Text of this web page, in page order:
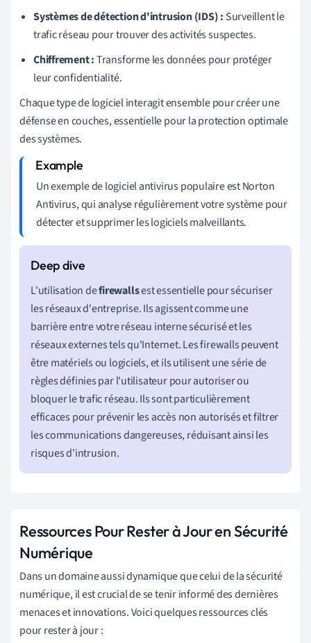
Systèmes de détection d'intrusion (IDS) : Surveillent le
trafic réseau pour trouver des activités suspectes.
Chiffrement :Transforme les données pour protéger
leur confidentialité.
Chaque type de logiciel interagit ensemble pour créer une
défense en couches, essentielle pour la protection optimale
des systèmes.
Un exemple de logiciel antivirus populaire est Norton
Antivirus, qui analyse régulièrement votre système pour
détecter et supprimer les logiciels malveillants.
L'utilisation defirewallsest essentielle pour sécuriser
les réseaux d'entreprise. Ils agissent comme une
barrière entre votre réseau interne sécurisé et les
réseaux externes tels qu'Internet. Les firewalls peuvent
être matériels ou logiciels, et ils utilisent une série de
règles définies par l'utilisateur pour autoriser ou
bloquer le trafic réseau. Ils sont particulièrement
efficaces pour prévenir les accès non autorisés et filtrer
les communications dangereuses, réduisant ainsi les
risques d'intrusion.
Ressources Pour Rester à Jour en Sécurité
Numérique
Dans un domaine aussi dynamique que celui de la sécurité
numérique, il est crucial de se tenir informé des dernières
menaces et innovations. Voici quelques ressources clés
pour rester à jour :